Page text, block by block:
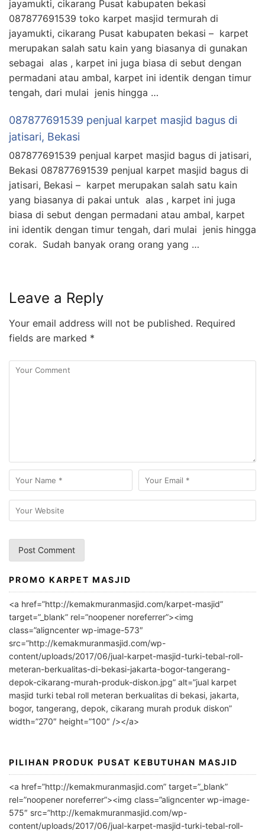
jayamukti, cikarang Pusat kabupaten bekasi
087877691539 toko karpet masjid termurah di
jayamukti, cikarang Pusat kabupaten bekasi – karpet
merupakan salah satu kain yang biasanya di gunakan
sebagai alas , karpet ini juga biasa di sebut dengan
permadani atau ambal, karpet ini identik dengan timur
tengah, dari mulai jenis hingga …
087877691539 penjual karpet masjid bagus di
jatisari, Bekasi
087877691539 penjual karpet masjid bagus di jatisari,
Bekasi 087877691539 penjual karpet masjid bagus di
jatisari, Bekasi – karpet merupakan salah satu kain
yang biasanya di pakai untuk alas , karpet ini juga
biasa di sebut dengan permadani atau ambal, karpet
ini identik dengan timur tengah, dari mulai jenis hingga
corak. Sudah banyak orang orang yang …
Leave a Reply
Your email address will not be published. Required
fields are marked *
A
l
r
n
a
t
i
v
PROMO KARPET MASJID
<a href=”http://kemakmuranmasjid.com/karpet-masjid”
target=”_blank” rel=”noopener noreferrer”><img
class=”aligncenter wp-image-573″
src=”http://kemakmuranmasjid.com/wp-
content/uploads/2017/06/jual-karpet-masjid-turki-tebal-roll-
meteran-berkualitas-di-bekasi-jakarta-bogor-tangerang-
depok-cikarang-murah-produk-diskon.jpg” alt=”jual karpet
masjid turki tebal roll meteran berkualitas di bekasi, jakarta,
bogor, tangerang, depok, cikarang murah produk diskon”
width=”270″ height=”100″ /></a>
PILIHAN PRODUK PUSAT KEBUTUHAN MASJID
<a href=”http://kemakmuranmasjid.com” target=”_blank”
rel=”noopener noreferrer”><img class=”aligncenter wp-image-
575″ src=”http://kemakmuranmasjid.com/wp-
content/uploads/2017/06/jual-karpet-masjid-turki-tebal-roll-